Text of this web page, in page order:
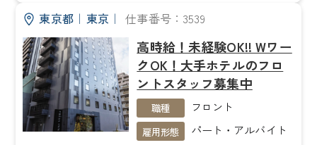
東京都｜ 東京 ｜ 仕事番号：3539
高時給！未経験OK!! Wワー
クOK！大手ホテルのフロ
ントスタッフ募集中
職種 フロント
雇用形態 パート・アルバイト